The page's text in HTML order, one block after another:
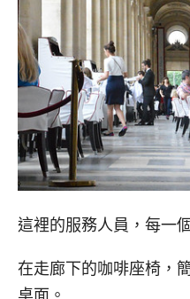
這裡的服務人員，每一
在走廊下的咖啡座椅，
桌面。